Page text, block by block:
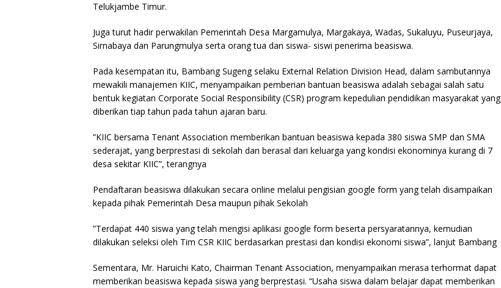
Telukjambe Timur.
Juga turut hadir perwakilan Pemerintah Desa Margamulya, Margakaya, Wadas, Sukaluyu, Puseurjaya,
Sirnabaya dan Parungmulya serta orang tua dan siswa- siswi penerima beasiswa.
Pada kesempatan itu, Bambang Sugeng selaku External Relation Division Head, dalam sambutannya
mewakili manajemen KIIC, menyampaikan pemberian bantuan beasiswa adalah sebagai salah satu
bentuk kegiatan Corporate Social Responsibility (CSR) program kepedulian pendidikan masyarakat yang
diberikan tiap tahun pada tahun ajaran baru.
”KIIC bersama Tenant Association memberikan bantuan beasiswa kepada 380 siswa SMP dan SMA
sederajat, yang berprestasi di sekolah dan berasal dari keluarga yang kondisi ekonominya kurang di 7
desa sekitar KIIC”, terangnya
Pendaftaran beasiswa dilakukan secara online melalui pengisian google form yang telah disampaikan
kepada pihak Pemerintah Desa maupun pihak Sekolah
”Terdapat 440 siswa yang telah mengisi aplikasi google form beserta persyaratannya, kemudian
dilakukan seleksi oleh Tim CSR KIIC berdasarkan prestasi dan kondisi ekonomi siswa”, lanjut Bambang
Sementara, Mr. Haruichi Kato, Chairman Tenant Association, menyampaikan merasa terhormat dapat
memberikan beasiswa kepada siswa yang berprestasi. “Usaha siswa dalam belajar dapat memberikan